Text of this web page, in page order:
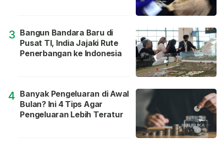
3 Bangun Bandara Baru di
Pusat TI, India Jajaki Rute
Penerbangan ke Indonesia
4 Banyak Pengeluaran di Awal
Bulan? Ini 4 Tips Agar
Pengeluaran Lebih Teratur